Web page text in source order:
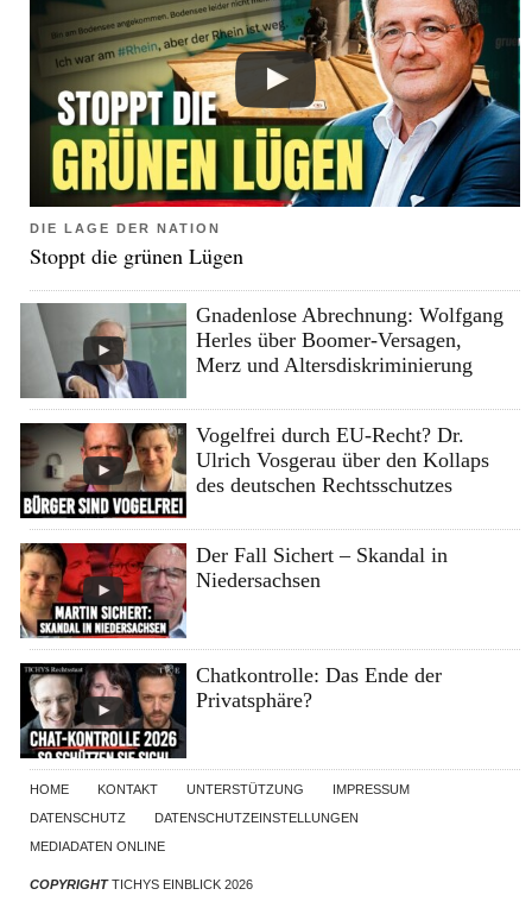
DIE LAGE DER NATION
Stoppt die grünen Lügen
Gnadenlose Abrechnung: Wolfgang
Herles über Boomer-Versagen,
Merz und Altersdiskriminierung
Vogelfrei durch EU-Recht? Dr.
Ulrich Vosgerau über den Kollaps
des deutschen Rechtsschutzes
Der Fall Sichert – Skandal in
Niedersachsen
Chatkontrolle: Das Ende der
Privatsphäre?
HOME KONTAKT UNTERSTÜTZUNG
IMPRESSUM
DATENSCHUTZ
DATENSCHUTZEINSTELLUNGEN
MEDIADATEN ONLINE
COPYRIGHTTICHYS EINBLICK 2026